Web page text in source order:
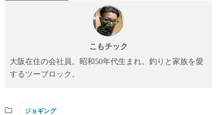
こもチック
大阪在住の会社員。昭和50年代生まれ。釣りと家族を愛
するツーブロック。
ジョギング